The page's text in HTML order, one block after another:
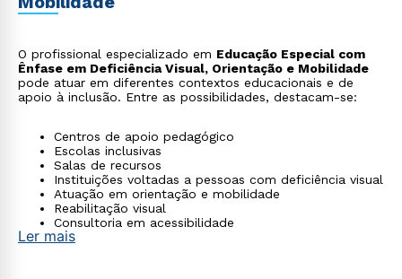
O profissional especializado em Educação Especial com
Ênfase em Deficiência Visual, Orientação e Mobilidade
pode atuar em diferentes contextos educacionais e de
apoio à inclusão. Entre as possibilidades, destacam-se:
Centros de apoio pedagógico
Escolas inclusivas
Salas de recursos
Instituições voltadas a pessoas com deficiência visual
Atuação em orientação e mobilidade
Reabilitação visual
Consultoria em acessibilidade
ONGs para pessoas com deficiência visual
Ler mais